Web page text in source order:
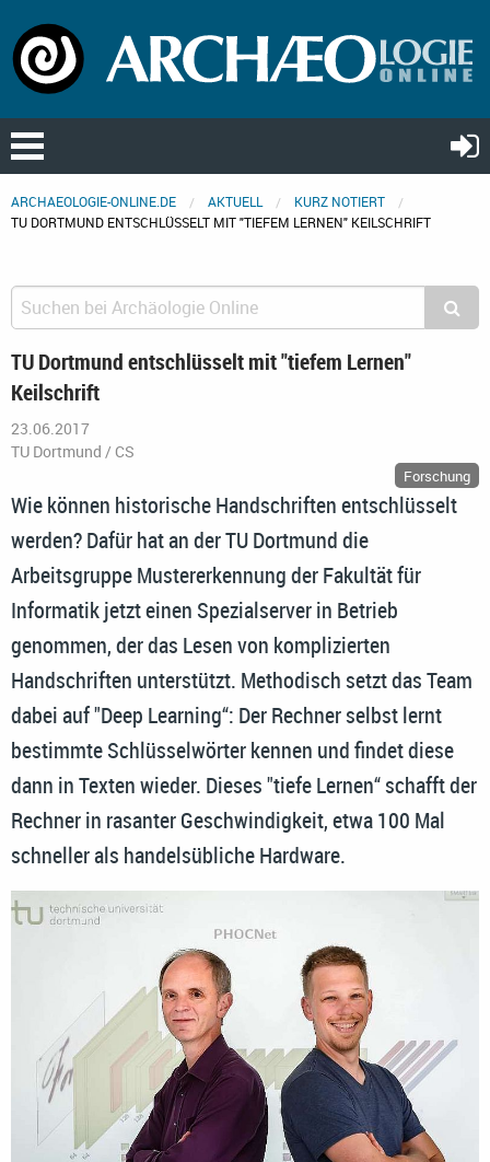
ARCHAEOLOGIE-ONLINE.DE AKTUELL
KURZ NOTIERT
TU DORTMUND ENTSCHLÜSSELT MIT "TIEFEM LERNEN" KEILSCHRIFT
TU Dortmund entschlüsselt mit "tiefem Lernen"
Keilschrift
23.06.2017
TU Dortmund / CS
Forschung
Wie können historische Handschriften entschlüsselt
werden? Dafür hat an der TU Dortmund die
Arbeitsgruppe Mustererkennung der Fakultät für
Informatik jetzt einen Spezialserver in Betrieb
genommen, der das Lesen von komplizierten
Handschriften unterstützt. Methodisch setzt das Team
dabei auf "Deep Learning“: Der Rechner selbst lernt
bestimmte Schlüsselwörter kennen und findet diese
dann in Texten wieder. Dieses "tiefe Lernen“ schafft der
Rechner in rasanter Geschwindigkeit, etwa 100 Mal
schneller als handelsübliche Hardware.